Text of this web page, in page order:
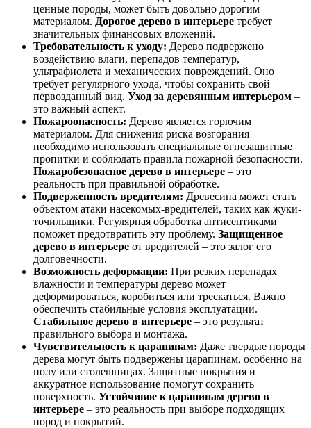
ценные породы, может быть довольно дорогим
материалом. Дорогое дерево в интерьере требует
значительных финансовых вложений.
Требовательность к уходу: Дерево подвержено
воздействию влаги, перепадов температур,
ультрафиолета и механических повреждений. Оно
требует регулярного ухода, чтобы сохранить свой
первозданный вид. Уход за деревянным интерьером –
это важный аспект.
Пожароопасность: Дерево является горючим
материалом. Для снижения риска возгорания
необходимо использовать специальные огнезащитные
пропитки и соблюдать правила пожарной безопасности.
Пожаробезопасное дерево в интерьере – это
реальность при правильной обработке.
Подверженность вредителям: Древесина может стать
объектом атаки насекомых-вредителей, таких как жуки-
точильщики. Регулярная обработка антисептиками
поможет предотвратить эту проблему. Защищенное
дерево в интерьере от вредителей – это залог его
долговечности.
Возможность деформации: При резких перепадах
влажности и температуры дерево может
деформироваться, коробиться или трескаться. Важно
обеспечить стабильные условия эксплуатации.
Стабильное дерево в интерьере – это результат
правильного выбора и монтажа.
Чувствительность к царапинам: Даже твердые породы
дерева могут быть подвержены царапинам, особенно на
полу или столешницах. Защитные покрытия и
аккуратное использование помогут сохранить
поверхность. Устойчивое к царапинам дерево в
интерьере – это реальность при выборе подходящих
пород и покрытий.